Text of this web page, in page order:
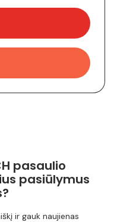
pasaulio
pasiūlymus
ir gauk naujienas